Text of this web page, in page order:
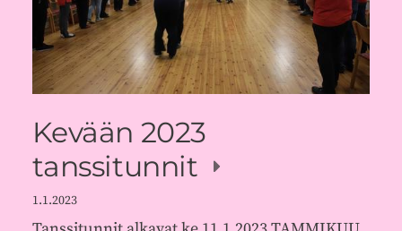
Kevään 2023
tanssitunnit
1.1.2023